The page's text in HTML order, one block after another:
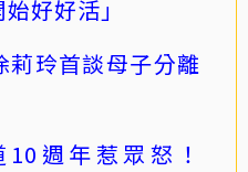
好好活」
莉玲首談母子分離
10週年惹眾怒！